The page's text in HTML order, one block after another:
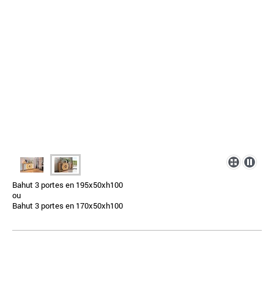
Bahut 3 portes en 195x50xh100
ou
Bahut 3 portes en 170x50xh100